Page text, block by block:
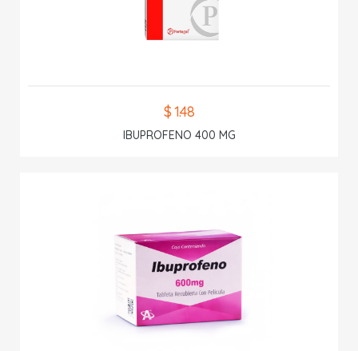
$ 1.48
IBUPROFENO 400 MG